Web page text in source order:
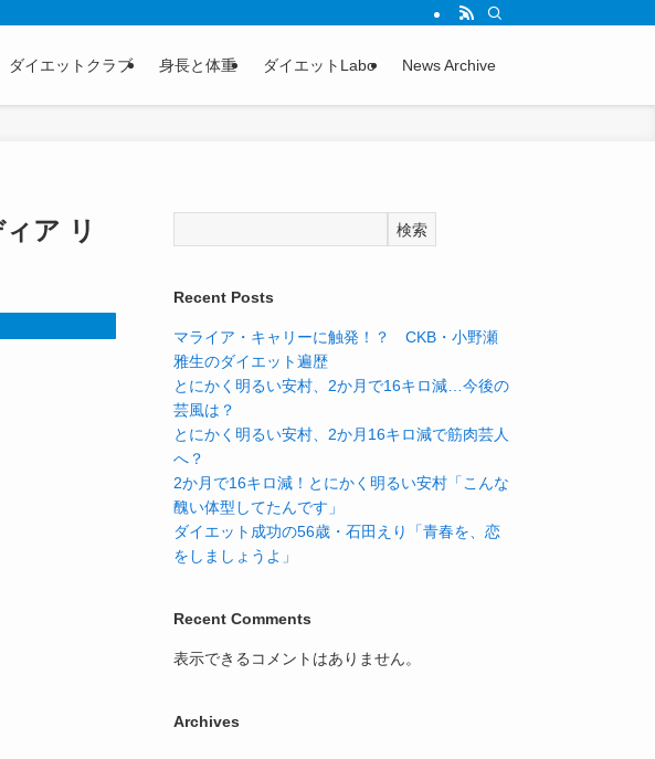
ダイエットクラブ 身長と体重 ダイエットLabo News Archive
ア リ
検索
Recent Posts
マライア・キャリーに触発！？ CKB・小野瀬
雅生のダイエット遍歴
とにかく明るい安村、2か月で16キロ減…今後の
芸風は？
とにかく明るい安村、2か月16キロ減で筋肉芸人
へ？
2か月で16キロ減！とにかく明るい安村「こんな
醜い体型してたんです」
ダイエット成功の56歳・石田えり「青春を、恋
をしましょうよ」
Recent Comments
表示できるコメントはありません。
Archives